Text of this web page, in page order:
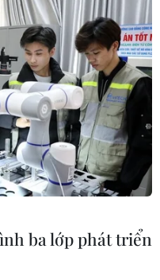
ba lớp phát triển